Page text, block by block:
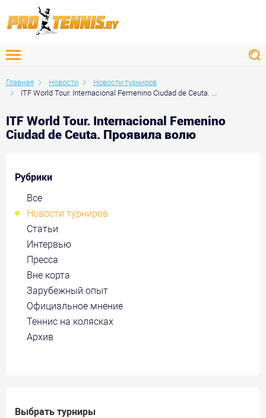
Главная Новости
Новости турниров
ITF World Tour. Internacional Femenino Ciudad de Ceuta. ...
ITF World Tour. Internacional Femenino
Ciudad de Ceuta. Проявила волю
Рубрики
Все
Новости турниров
Статьи
Интервью
Пресса
Вне корта
Зарубежный опыт
Официальное мнение
Теннис на колясках
Архив
Выбрать турниры